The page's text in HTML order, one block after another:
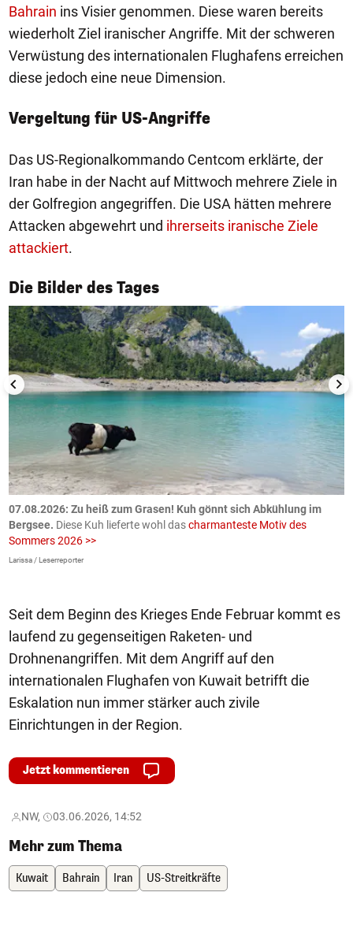
Bahrain ins Visier genommen. Diese waren bereits
wiederholt Ziel iranischer Angriffe. Mit der schweren
Verwüstung des internationalen Flughafens erreichen
diese jedoch eine neue Dimension.
Vergeltung für US-Angriffe
Das US-Regionalkommando Centcom erklärte, der
Iran habe in der Nacht auf Mittwoch mehrere Ziele in
der Golfregion angegriffen. Die USA hätten mehrere
Attacken abgewehrt und ihrerseits iranische Ziele
attackiert.
Die Bilder des Tages
1/50
07.08.2026: Zu heiß zum Grasen! Kuh gönnt sich Abkühlung im
Bergsee. Diese Kuh lieferte wohl dascharmanteste Motiv des
Sommers 2026 >>
Larissa / Leserreporter
Seit dem Beginn des Krieges Ende Februar kommt es
laufend zu gegenseitigen Raketen- und
Drohnenangriffen. Mit dem Angriff auf den
internationalen Flughafen von Kuwait betrifft die
Eskalation nun immer stärker auch zivile
Einrichtungen in der Region.
Jetzt kommentieren
NW, 03.06.2026, 14:52
Mehr zum Thema
Kuwait Bahrain Iran US-Streitkräfte